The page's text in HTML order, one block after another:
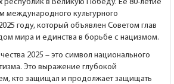
республик в Великую Победу. Ее 80-летие
международного культурного
году, который объявлен Советом глав
мира и единства в борьбе с нацизмом.
2025 – это символ национального
Это выражение глубокой
кто защищал и продолжает защищать